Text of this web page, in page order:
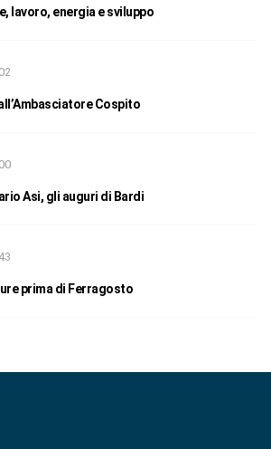
lavoro, energia e sviluppo
Cospito
Asi, gli auguri di Bardi
prima di Ferragosto